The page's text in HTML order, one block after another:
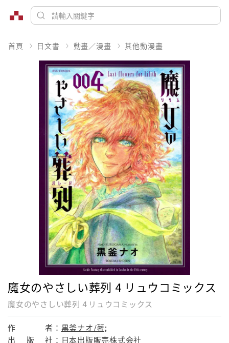
首頁 日文書 動畫／漫畫 其他動漫畫
魔女のやさしい葬列 4 リュウコミックス
魔女のやさしい葬列 4 リュウコミックス
作 者： 黒釜ナオ/著;
出
版 社： 日本出版販売株式会社